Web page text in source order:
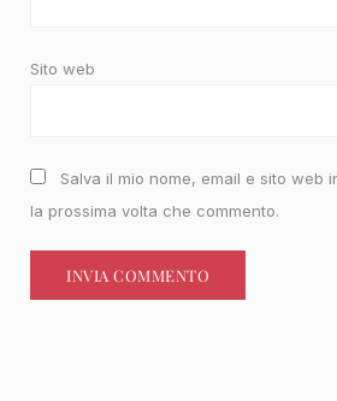
Sito web
Salva il mio nome, email e sito web
la prossima volta che commento.